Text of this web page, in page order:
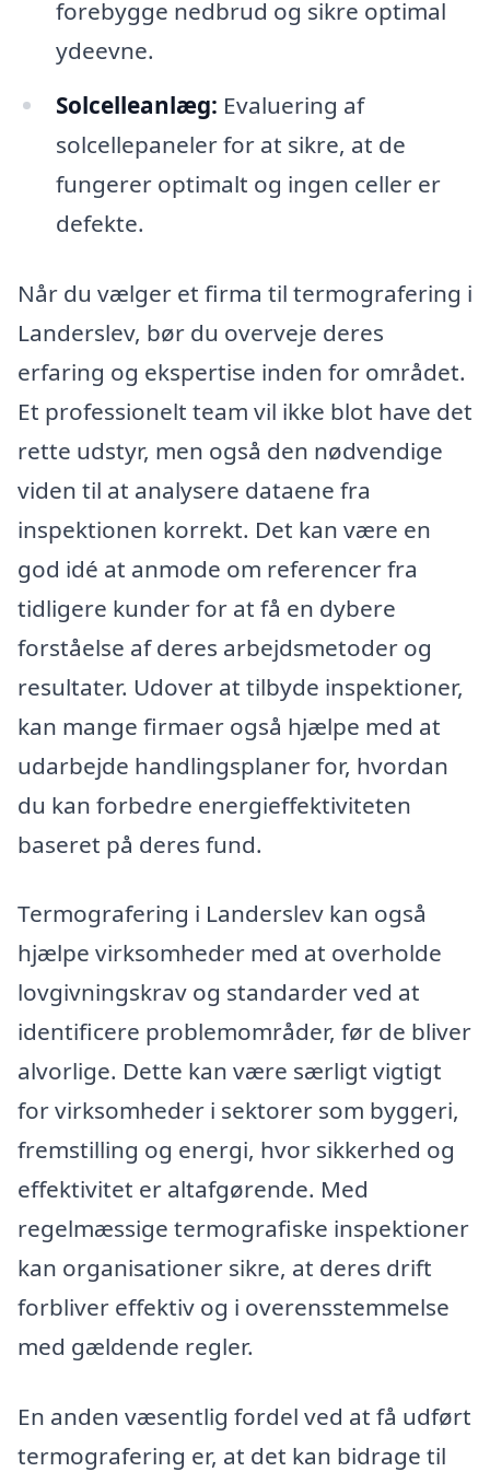
forebygge nedbrud og sikre optimal
ydeevne.
Solcelleanlæg: Evaluering af
solcellepaneler for at sikre, at de
fungerer optimalt og ingen celler er
defekte.
Når du vælger et firma til termografering i
Landerslev, bør du overveje deres
erfaring og ekspertise inden for området.
Et professionelt team vil ikke blot have det
rette udstyr, men også den nødvendige
viden til at analysere dataene fra
inspektionen korrekt. Det kan være en
god idé at anmode om referencer fra
tidligere kunder for at få en dybere
forståelse af deres arbejdsmetoder og
resultater. Udover at tilbyde inspektioner,
kan mange firmaer også hjælpe med at
udarbejde handlingsplaner for, hvordan
du kan forbedre energieffektiviteten
baseret på deres fund.
Termografering i Landerslev kan også
hjælpe virksomheder med at overholde
lovgivningskrav og standarder ved at
identificere problemområder, før de bliver
alvorlige. Dette kan være særligt vigtigt
for virksomheder i sektorer som byggeri,
fremstilling og energi, hvor sikkerhed og
effektivitet er altafgørende. Med
regelmæssige termografiske inspektioner
kan organisationer sikre, at deres drift
forbliver effektiv og i overensstemmelse
med gældende regler.
En anden væsentlig fordel ved at få udført
termografering er, at det kan bidrage til